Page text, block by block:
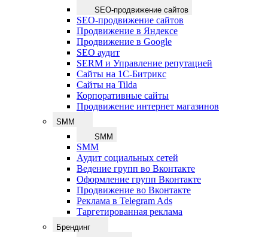
SEO-продвижение сайтов
SEO-продвижение сайтов
Продвижение в Яндексе
Продвижение в Google
SEO аудит
SERM и Управление репутацией
Сайты на 1С-Битрикс
Сайты на Tilda
Корпоративные сайты
Продвижение интернет магазинов
SMM
SMM
SMM
Аудит социальных сетей
Ведение групп во Вконтакте
Оформление групп Вконтакте
Продвижение во Вконтакте
Реклама в Telegram Ads
Таргетированная реклама
Брендинг